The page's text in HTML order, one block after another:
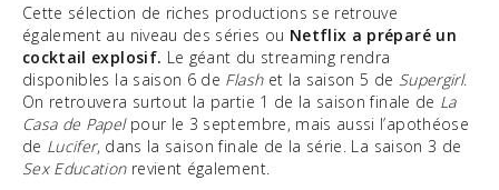
Cette sélection de riches productions se retrouve
également au niveau des séries ou Netflix a préparé un
cocktail explosif. Le géant du streaming rendra
disponibles la saison 6 de Flashet la saison 5 de Supergirl.
On retrouvera surtout la partie 1 de la saison finale de La
Casa de Papelpour le 3 septembre, mais aussi l’apothéose
de Lucifer, dans la saison finale de la série. La saison 3 de
Sex Educationrevient également.